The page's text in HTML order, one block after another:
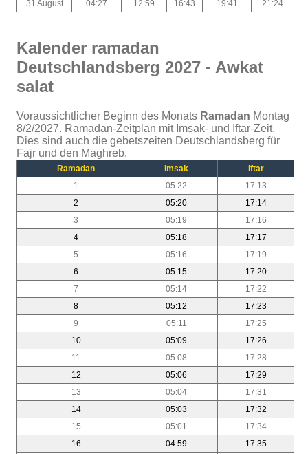
31 August 04:27 12:59 16:43 19:41 21:24
Kalender ramadan
Deutschlandsberg 2027 - Awkat
salat
Voraussichtlicher Beginn des Monats Ramadan Montag
8/2/2027. Ramadan-Zeitplan mit Imsak- und Iftar-Zeit.
Dies sind auch die gebetszeiten Deutschlandsberg für
Fajr und den Maghreb.
Ramadan Imsak
Iftar
1
05:22
17:13
2
05:20
17:14
3
05:19
17:16
4
05:18
17:17
5
05:16
17:19
6
05:15
17:20
7
05:14
17:22
8
05:12
17:23
9
05:11
17:25
10
05:09
17:26
11
05:08
17:28
12
05:06
17:29
13
05:04
17:31
14
05:03
17:32
15
05:01
17:34
16
04:59
17:35